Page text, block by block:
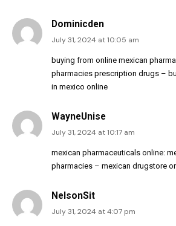
Dominicden
July 31, 2024 at 10:05 am
buying from online mexican
pharmacies prescription drugs –
in mexico online
WayneUnise
July 31, 2024 at 10:17 am
mexican pharmaceuticals online:
pharmacies – mexican drugstore
NelsonSit
July 31, 2024 at 4:07 pm